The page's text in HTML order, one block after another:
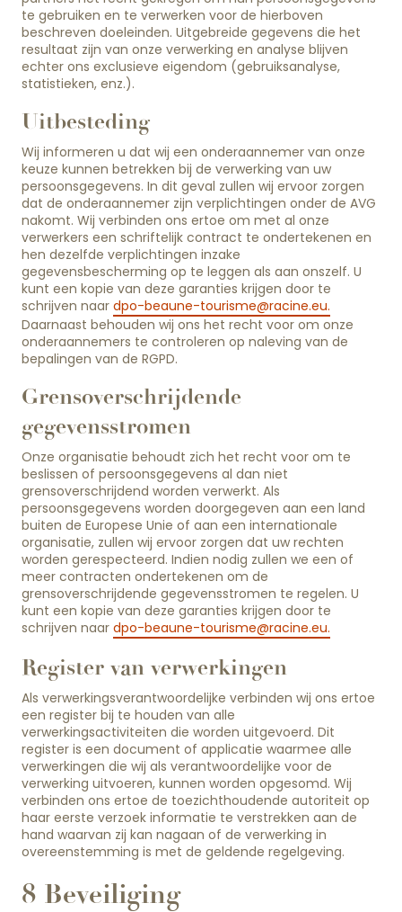
te gebruiken en te verwerken voor de hierboven
beschreven doeleinden. Uitgebreide gegevens die het
resultaat zijn van onze verwerking en analyse blijven
echter ons exclusieve eigendom (gebruiksanalyse,
statistieken, enz.).
Uitbesteding
Wij informeren u dat wij een onderaannemer van onze
keuze kunnen betrekken bij de verwerking van uw
persoonsgegevens. In dit geval zullen wij ervoor zorgen
dat de onderaannemer zijn verplichtingen onder de AVG
nakomt. Wij verbinden ons ertoe om met al onze
verwerkers een schriftelijk contract te ondertekenen en
hen dezelfde verplichtingen inzake
gegevensbescherming op te leggen als aan onszelf. U
kunt een kopie van deze garanties krijgen door te
schrijven naar dpo-beaune-tourisme@racine.eu.
Daarnaast behouden wij ons het recht voor om onze
onderaannemers te controleren op naleving van de
bepalingen van de RGPD.
Grensoverschrijdende
gegevensstromen
Onze organisatie behoudt zich het recht voor om te
beslissen of persoonsgegevens al dan niet
grensoverschrijdend worden verwerkt. Als
persoonsgegevens worden doorgegeven aan een land
buiten de Europese Unie of aan een internationale
organisatie, zullen wij ervoor zorgen dat uw rechten
worden gerespecteerd. Indien nodig zullen we een of
meer contracten ondertekenen om de
grensoverschrijdende gegevensstromen te regelen. U
kunt een kopie van deze garanties krijgen door te
schrijven naar dpo-beaune-tourisme@racine.eu.
Register van verwerkingen
Als verwerkingsverantwoordelijke verbinden wij ons ertoe
een register bij te houden van alle
verwerkingsactiviteiten die worden uitgevoerd. Dit
register is een document of applicatie waarmee alle
verwerkingen die wij als verantwoordelijke voor de
verwerking uitvoeren, kunnen worden opgesomd. Wij
verbinden ons ertoe de toezichthoudende autoriteit op
haar eerste verzoek informatie te verstrekken aan de
hand waarvan zij kan nagaan of de verwerking in
overeenstemming is met de geldende regelgeving.
8 Beveiliging